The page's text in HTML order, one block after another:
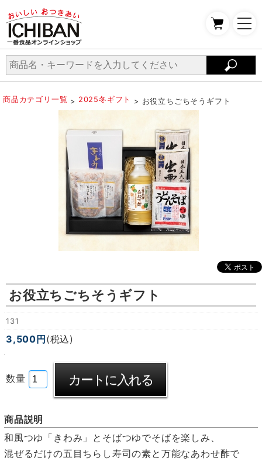
商品カテゴリ一覧 > 2025冬ギフト > お役立ちごちそうギフト
お役立ちごちそうギフト
131
3,500円 (税込)
数量
商品説明
和風つゆ「きわみ」とそばつゆでそばを楽しみ、
混ぜるだけの五目ちらし寿司の素と万能なあわせ酢で